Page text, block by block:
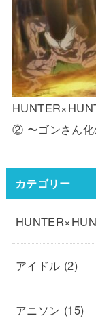
② 〜ゴンさん化
カテゴリー
アイドル (2)
アニソン (15)